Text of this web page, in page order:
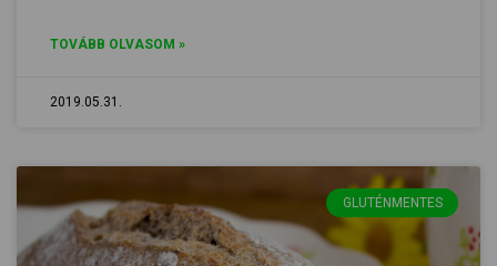
TOVÁBB OLVASOM »
2019.05.31.
GLUTÉNMENTES